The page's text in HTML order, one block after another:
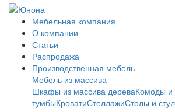
Мебельная компания
О компании
Статьи
Распродажа
Производственная мебель
Мебель из массива
Шкафы из массива дереваКомоды и
тумбыКроватиСтеллажиСтолы и